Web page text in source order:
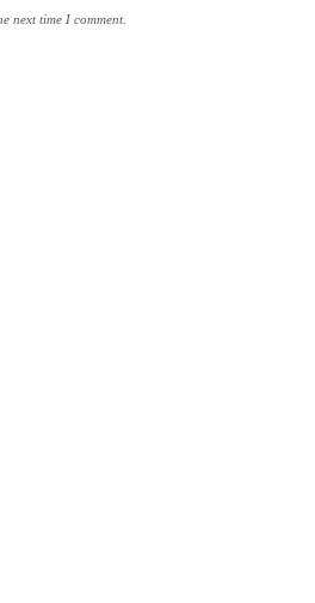
next time I comment.